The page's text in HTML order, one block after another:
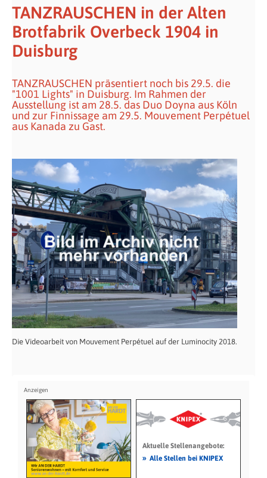
TANZRAUSCHEN in der Alten
Brotfabrik Overbeck 1904 in
Duisburg
TANZRAUSCHEN präsentiert noch bis 29.5. die
"1001 Lights" in Duisburg. Im Rahmen der
Ausstellung ist am 28.5. das Duo Doyna aus Köln
und zur Finnissage am 29.5. Mouvement Perpétuel
aus Kanada zu Gast.
Die Videoarbeit von Mouvement Perpétuel auf der Luminocity 2018.
Aktuelle Stellenangebote:
» Alle Stellen bei KNIPEX